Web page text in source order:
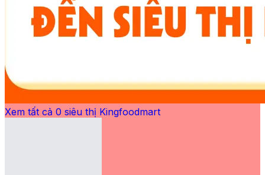
Xem tất cả 0 siêu thị Kingfoodmart